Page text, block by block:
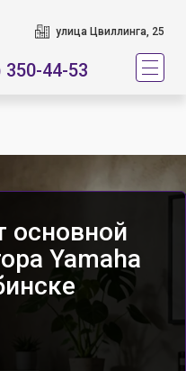
улица Цвиллинга, 25
350-44-53
основной
Yamaha